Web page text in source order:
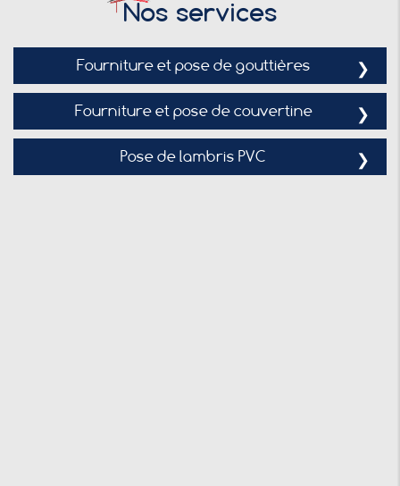
Nos services
Fourniture et pose de gouttières
Fourniture et pose de couvertine
Pose de lambris PVC